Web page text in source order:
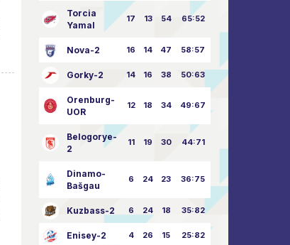
Torcia
Yamal
17 13 54 65:52
Nova-2 16 14 47 58:57
Gorky-2 14 16 38 50:63
Orenburg-
UOR
12 18 34 49:67
Belogorye-
2
11 19 30 44:71
Dinamo-
Bašgau
6 24 23 36:75
Kuzbass-2 6 24 18 35:82
Enisey-2 4 26 15 25:82